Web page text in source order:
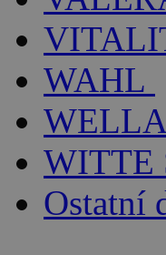
WAHL
WELLA
WITTE
Ostatní